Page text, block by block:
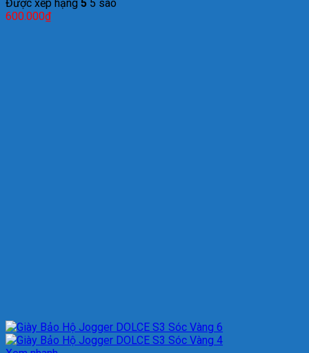
Được xếp hạng 5 5 sao
600.000₫